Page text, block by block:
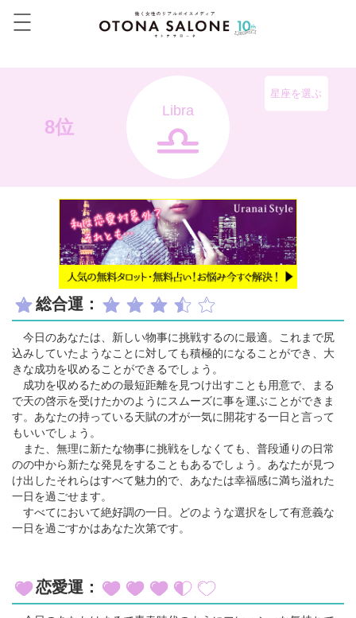
8位
Libra
星座を選ぶ
総合運：
今日のあなたは、新しい物事に挑戦するのに最適。これまで尻
込みしていたようなことに対しても積極的になることができ、大
きな成功を収めることができるでしょう。
成功を収めるための最短距離を見つけ出すことも用意で、まる
で天の啓示を受けたかのようにスムーズに事を運ぶことができま
す。あなたの持っている天賦の才が一気に開花する一日と言って
もいいでしょう。
また、無理に新たな物事に挑戦をしなくても、普段通りの日常
のの中から新たな発見をすることもあるでしょう。あなたが見つ
け出したそれらはすべて魅力的で、あなたは幸福感に満ち溢れた
一日を過ごせます。
すべてにおいて絶好調の一日。どのような選択をして有意義な
一日を過ごすかはあなた次第です。
恋愛運：